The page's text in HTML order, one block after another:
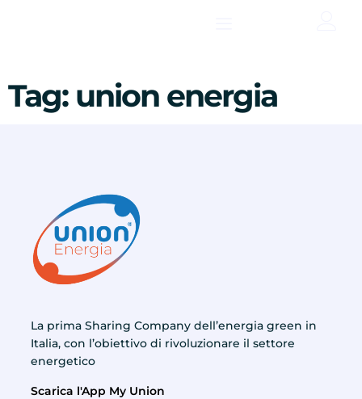
Tag: union energia
La prima Sharing Company dell’energia green in
Italia, con l’obiettivo di rivoluzionare il settore
energetico
Scarica l'App My Union